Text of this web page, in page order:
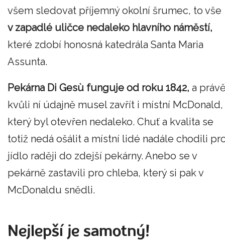
všem sledovat příjemný okolní šrumec, to vše
v zapadlé uličce nedaleko hlavního náměstí,
které zdobí honosná katedrála Santa Maria
Assunta.
Pekárna Di Gesù funguje od roku 1842, a
kvůli ní údajně musel zavřít i místní McDonald,
který byl otevřen nedaleko. Chuť a kvalita se
totiž nedá ošálit a místní lidé nadále chodili
jídlo raději do zdejší pekárny. Anebo se v
pekárně zastavili pro chleba, který si pak v
McDonaldu snědli.
Nejlepší je samotný!